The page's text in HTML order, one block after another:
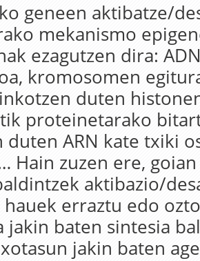
geneen aktibatze/
mekanismo
ezagutzen dira:
kromosomen
duten
proteinetarako
duten ARN kate txiki
Hain zuzen ere,
aktibazio/
hauek erraztu edo
jakin baten sintesia
jakin baten